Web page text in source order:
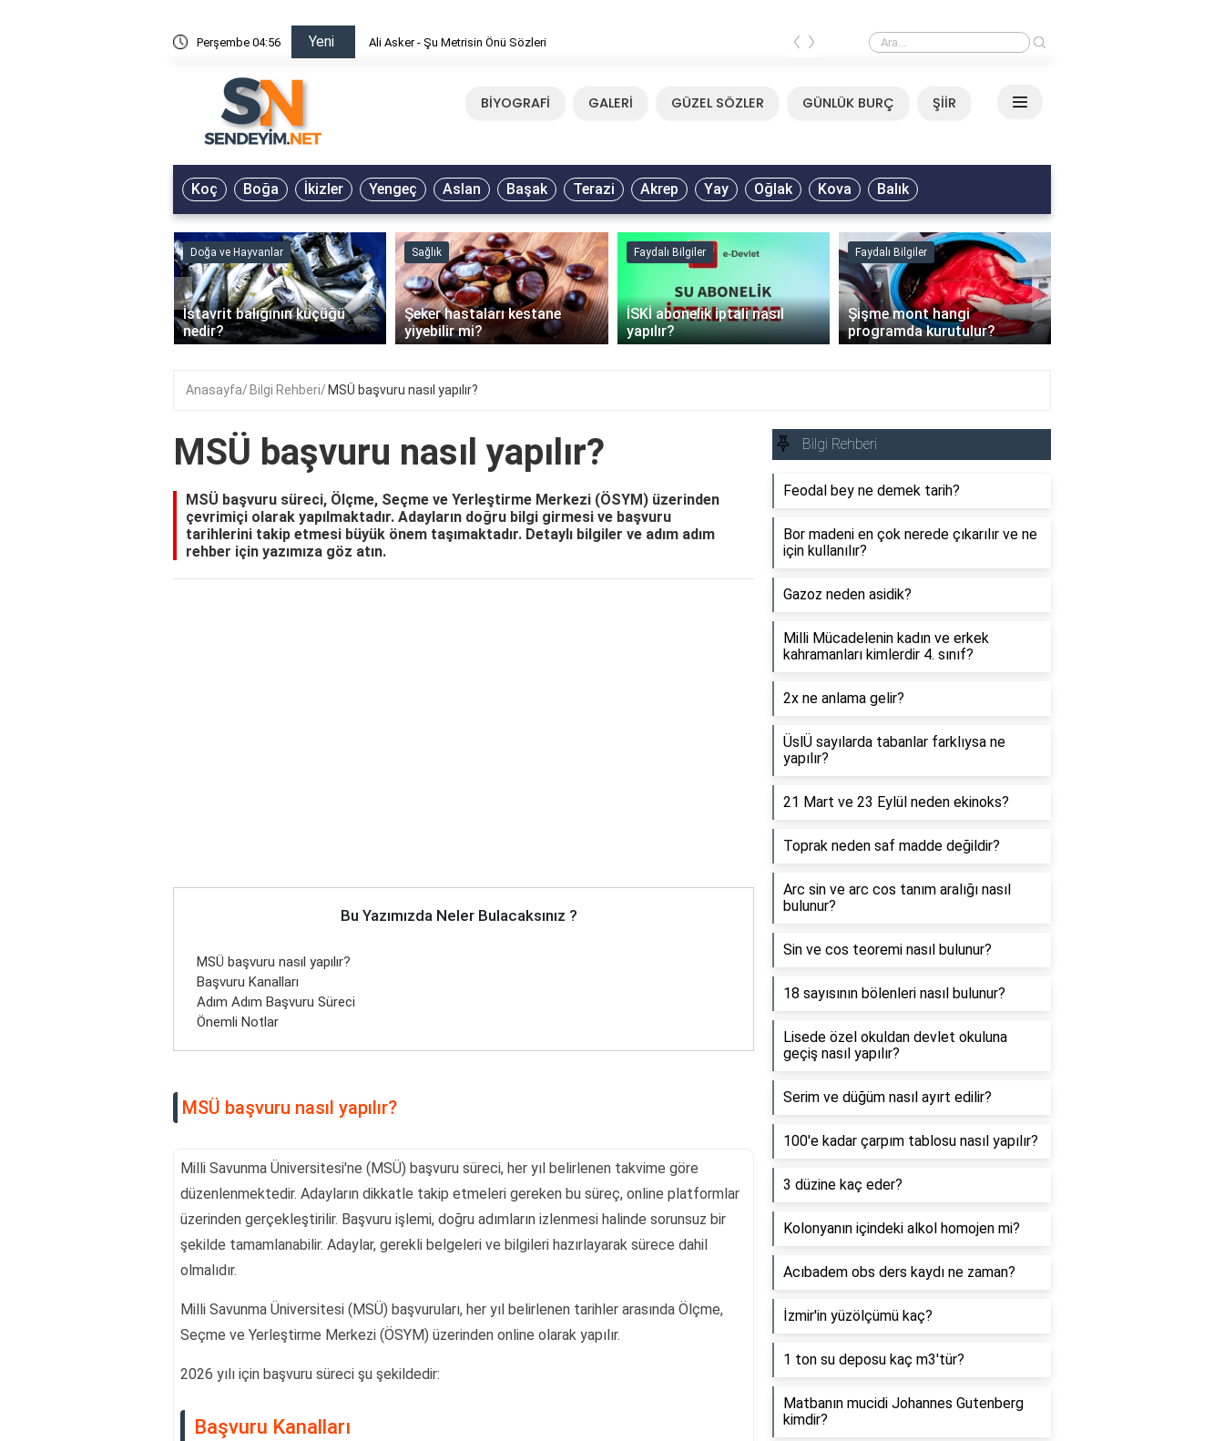
Perşembe 04:56 Yeni Ali Asker - Şu Metrisin Önü Sözleri Mirkelam - Tavla Sözleri
‹ ›
BİYOGRAFİ GALERİ GÜZEL SÖZLER GÜNLÜK BURÇ ŞİİR
Koç Boğa İkizler Yengeç Aslan Başak Terazi Akrep Yay Oğlak Kova Balık
Doğa ve Hayvanlar
İstavrit balığının küçüğü
nedir?
Sağlık
Şeker hastaları kestane
yiyebilir mi?
Faydalı Bilgiler
İSKİ abonelik iptali nasıl
yapılır?
Faydalı Bilgiler
Şişme mont hangi
programda kurutulur?
‹ ›
Anasayfa Bilgi Rehberi MSÜ başvuru nasıl yapılır?
MSÜ başvuru nasıl yapılır?
MSÜ başvuru süreci, Ölçme, Seçme ve Yerleştirme Merkezi (ÖSYM) üzerinden
çevrimiçi olarak yapılmaktadır. Adayların doğru bilgi girmesi ve başvuru
tarihlerini takip etmesi büyük önem taşımaktadır. Detaylı bilgiler ve adım adım
rehber için yazımıza göz atın.
Bu Yazımızda Neler Bulacaksınız ?
MSÜ başvuru nasıl yapılır?
Başvuru Kanalları
Adım Adım Başvuru Süreci
Önemli Notlar
MSÜ başvuru nasıl yapılır?
Milli Savunma Üniversitesi'ne (MSÜ) başvuru süreci, her yıl belirlenen takvime göre
düzenlenmektedir. Adayların dikkatle takip etmeleri gereken bu süreç, online platformlar
üzerinden gerçekleştirilir. Başvuru işlemi, doğru adımların izlenmesi halinde sorunsuz bir
şekilde tamamlanabilir. Adaylar, gerekli belgeleri ve bilgileri hazırlayarak sürece dahil
olmalıdır.
Milli Savunma Üniversitesi (MSÜ) başvuruları, her yıl belirlenen tarihler arasında Ölçme,
Seçme ve Yerleştirme Merkezi (ÖSYM) üzerinden online olarak yapılır.
2026 yılı için başvuru süreci şu şekildedir:
Başvuru Kanalları
Bilgi Rehberi
Feodal bey ne demek tarih?
Bor madeni en çok nerede çıkarılır ve ne
için kullanılır?
Gazoz neden asidik?
Milli Mücadelenin kadın ve erkek
kahramanları kimlerdir 4. sınıf?
2x ne anlama gelir?
ÜslÜ sayılarda tabanlar farklıysa ne
yapılır?
21 Mart ve 23 Eylül neden ekinoks?
Toprak neden saf madde değildir?
Arc sin ve arc cos tanım aralığı nasıl
bulunur?
Sin ve cos teoremi nasıl bulunur?
18 sayısının bölenleri nasıl bulunur?
Lisede özel okuldan devlet okuluna
geçiş nasıl yapılır?
Serim ve düğüm nasıl ayırt edilir?
100'e kadar çarpım tablosu nasıl yapılır?
3 düzine kaç eder?
Kolonyanın içindeki alkol homojen mi?
Acıbadem obs ders kaydı ne zaman?
İzmir'in yüzölçümü kaç?
1 ton su deposu kaç m3'tür?
Matbanın mucidi Johannes Gutenberg
kimdir?